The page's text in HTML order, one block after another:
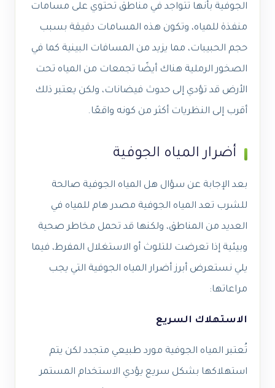
الجوفية بأنها تتواجد في مناطق تحتوي على مسامات
منفذة للمياه، وتكون هذه المسامات دقيقة بسبب
حجم الحبيبات، مما يزيد من المسافات البينية كما في
الصخور الرملية هناك أيضًا تجمعات من المياه تحت
الأرض قد تؤدي إلى حدوث فيضانات، ولكن يعتبر ذلك
أقرب إلى النظريات أكثر من كونه واقعًا.
أضرار المياه الجوفية
بعد الإجابة عن سؤال هل المياه الجوفية صالحة
للشرب تعد المياه الجوفية مصدر هام للمياه في
العديد من المناطق، ولكنها قد تحمل مخاطر صحية
وبيئية إذا تعرضت للتلوث أو الاستغلال المفرط، فيما
يلي نستعرض أبرز أضرار المياه الجوفية التي يجب
مراعاتها:
الاستهلاك السريع
تُعتبر المياه الجوفية مورد طبيعي متجدد لكن يتم
استهلاكها بشكل سريع يؤدي الاستخدام المستمر